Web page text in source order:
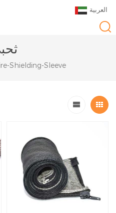
العربية
Shielding-Sleeve